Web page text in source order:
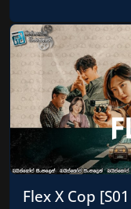
Flex X Cop